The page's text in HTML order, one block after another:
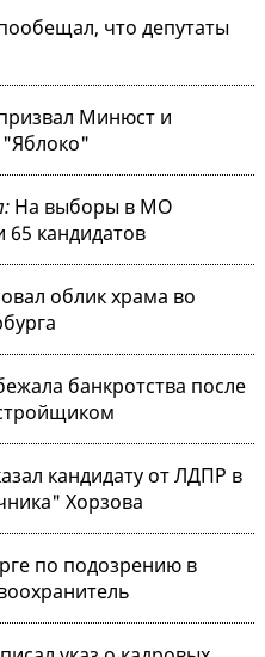
что депутаты
Минюст и
"Яблоко"
На выборы в МО
65 кандидатов
облик храма во
банкротства после
кандидату от ЛДПР в
Хорзова
по подозрению в